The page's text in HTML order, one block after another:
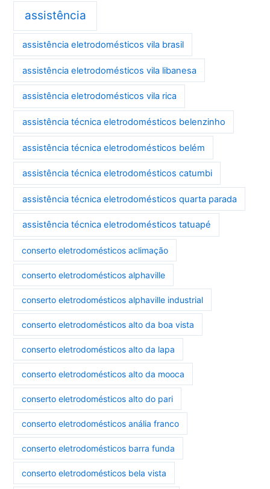
assistência
assistência eletrodomésticos vila brasil
assistência eletrodomésticos vila libanesa
assistência eletrodomésticos vila rica
assistência técnica eletrodomésticos belenzinho
assistência técnica eletrodomésticos belém
assistência técnica eletrodomésticos catumbi
assistência técnica eletrodomésticos quarta parada
assistência técnica eletrodomésticos tatuapé
conserto eletrodomésticos aclimação
conserto eletrodomésticos alphaville
conserto eletrodomésticos alphaville industrial
conserto eletrodomésticos alto da boa vista
conserto eletrodomésticos alto da lapa
conserto eletrodomésticos alto da mooca
conserto eletrodomésticos alto do pari
conserto eletrodomésticos anália franco
conserto eletrodomésticos barra funda
conserto eletrodomésticos bela vista